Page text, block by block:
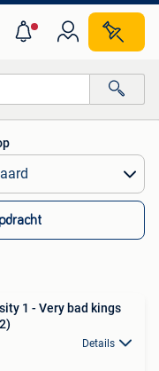
1 - Very bad kings
Details